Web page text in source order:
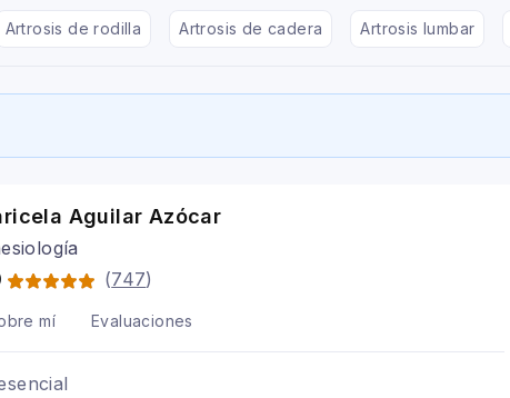
Artrosis de rodilla Artrosis de cadera Artrosis lumbar
Aguilar Azócar
(747)
mí Evaluaciones